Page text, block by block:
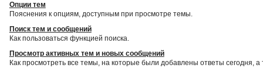
Опции тем
Пояснения к опциям, доступным при просмотре темы.
Поиск тем и сообщений
Как пользоваться функцией поиска.
Просмотр активных тем и новых сообщений
Как просмотреть все темы, на которые были добавлены ответы сегодня,